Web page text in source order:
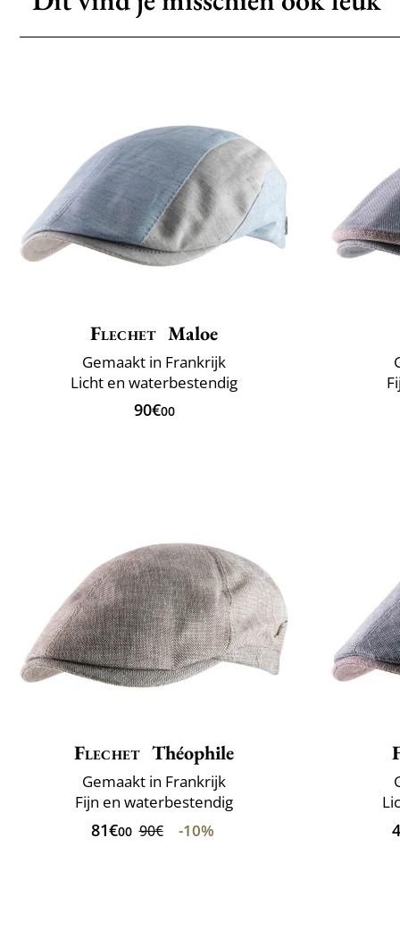
Flechet Maloe
Gemaakt in Frankrijk
Licht en waterbestendig
90€00
Flechet Théophile
Gemaakt in Frankrijk
Fijn en waterbestendig
81€00 90€ -10%